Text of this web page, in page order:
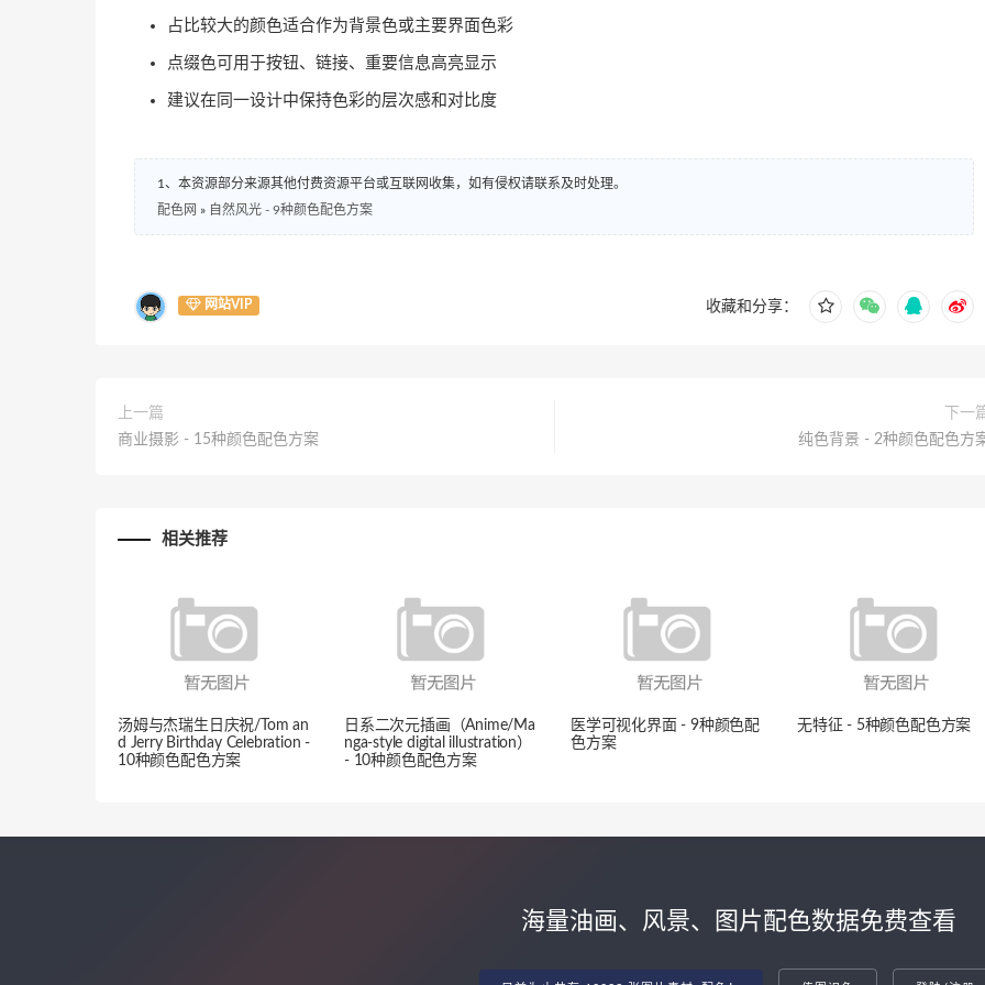
占比较大的颜色适合作为背景色或主要界面色彩
点缀色可用于按钮、链接、重要信息高亮显示
建议在同一设计中保持色彩的层次感和对比度
1、本资源部分来源其他付费资源平台或互联网收集，如有侵权请联系及时处理。
配色网 » 自然风光 - 9种颜色配色方案
网站VIP 收藏和分享：
上一篇
商业摄影 - 15种颜色配色方案
下一
纯色背景 - 2种颜色配色方
相关推荐
汤姆与杰瑞生日庆祝/Tom an
d Jerry Birthday Celebration -
10种颜色配色方案
日系二次元插画（Anime/Ma
nga-style digital illustration）
- 10种颜色配色方案
医学可视化界面 - 9种颜色配
色方案
无特征 - 5种颜色配色方案
海量油画、风景、图片配色数据免费查看